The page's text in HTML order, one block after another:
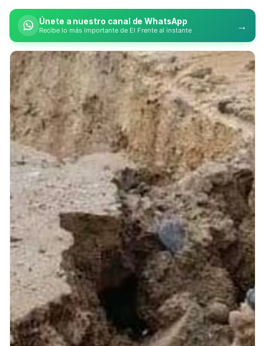
Únete a nuestro canal de WhatsApp
Recibe lo más importante de El Frente al instante →